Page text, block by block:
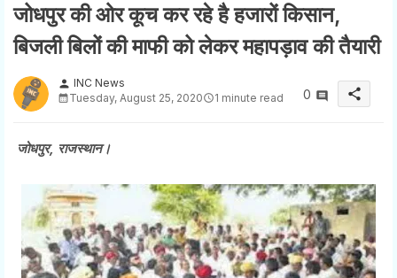
जोधपुर की ओर कूच कर रहे है हजारों किसान,
बिजली बिलों की माफी को लेकर महापड़ाव की तैयारी
person INC News
Tuesday, August 25, 2020
1 minute read 0 share
जोधपुर, राजस्थान।